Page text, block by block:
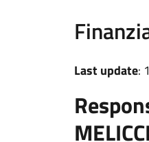
Last update: